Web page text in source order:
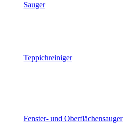
Sauger
Teppichreiniger
Fenster- und Oberflächensauger